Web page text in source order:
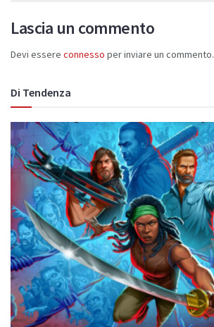
Lascia un commento
Devi essere connesso per inviare un commento.
Di Tendenza